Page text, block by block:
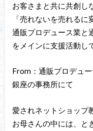
お客さまと共に共創し
「売れないを売れる
通販プロデュース業と
をメインに支援活動し
From：通販プロデュ
銀座の事務所にて
愛されネットショップ
お母さんの中には、と